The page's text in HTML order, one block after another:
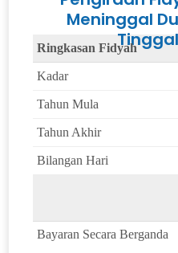
Meninggal
Ringkasan Fidyah
Kadar
Tahun Mula
Tahun Akhir
Bilangan Hari
Bayaran Secara Berganda